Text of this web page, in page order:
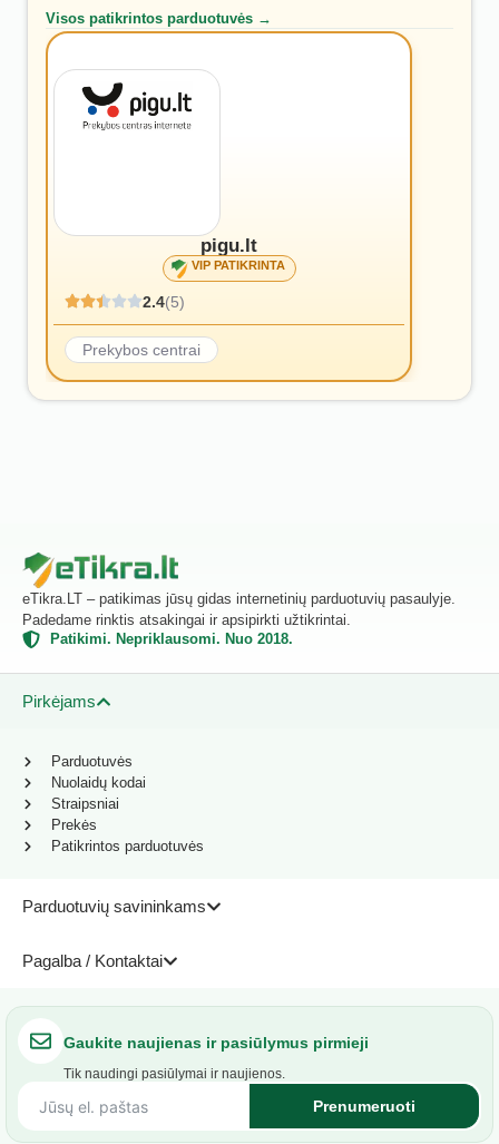
Visos patikrintos parduotuvės →
pigu.lt
VIP PATIKRINTA
2.4(5)
Prekybos centrai
eTikra.LT – patikimas jūsų gidas internetinių parduotuvių pasaulyje.
Padedame rinktis atsakingai ir apsipirkti užtikrintai.
Patikimi. Nepriklausomi. Nuo 2018.
Pirkėjams
Parduotuvių savininkams
Pagalba / Kontaktai
Parduotuvės
Nuolaidų kodai
Straipsniai
Prekės
Patikrintos parduotuvės
Gaukite naujienas ir pasiūlymus pirmieji
Tik naudingi pasiūlymai ir naujienos.
Prenumeruoti